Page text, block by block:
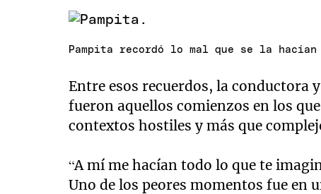
Pampita recordó lo mal que se la hacían
Entre esos recuerdos, la conductora
fueron aquellos comienzos en los
contextos hostiles y más que
“A mí me hacían todo lo que te
Uno de los peores momentos fue en